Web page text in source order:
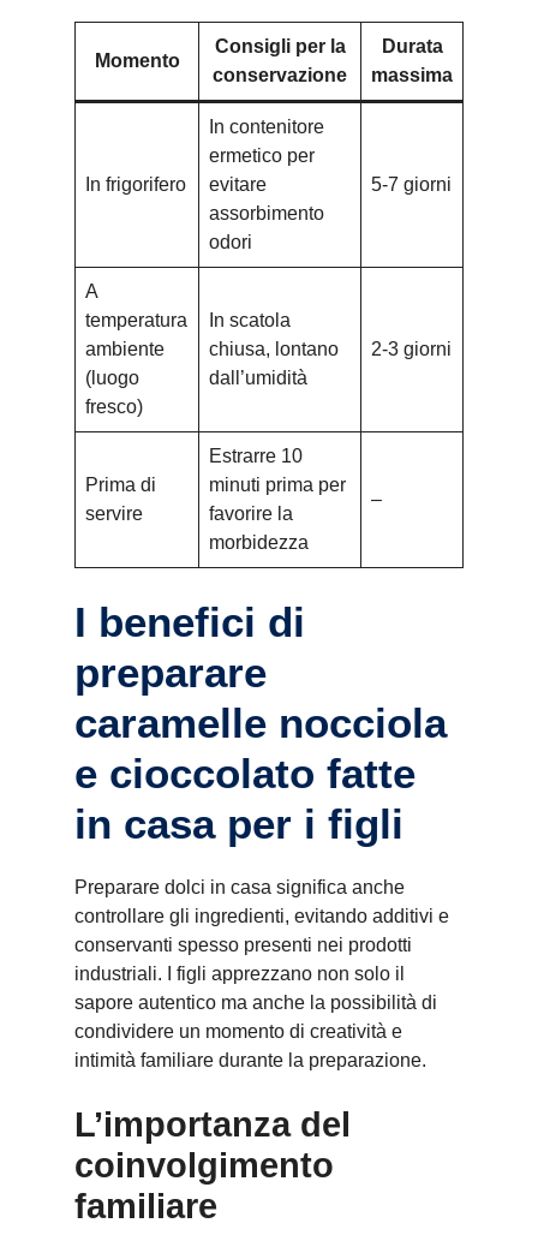
Momento
Consigli per la
conservazione
Durata
massima
In frigorifero
In contenitore
ermetico per
evitare
assorbimento
odori
5-7 giorni
A
temperatura
ambiente
(luogo
fresco)
In scatola
chiusa, lontano
dall’umidità
2-3 giorni
Prima di
servire
Estrarre 10
minuti prima per
favorire la
morbidezza
–
I benefici di
preparare
caramelle nocciola
e cioccolato fatte
in casa per i figli
Preparare dolci in casa significa anche
controllare gli ingredienti, evitando additivi e
conservanti spesso presenti nei prodotti
industriali. I figli apprezzano non solo il
sapore autentico ma anche la possibilità di
condividere un momento di creatività e
intimità familiare durante la preparazione.
L’importanza del
coinvolgimento
familiare